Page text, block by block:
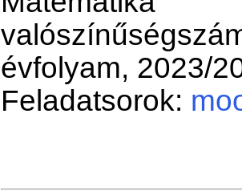
évfolyam, 2023/
Feladatsorok: